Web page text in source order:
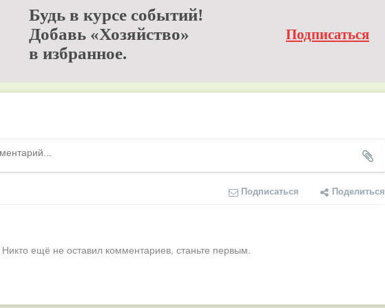
Будь в курсе событий!
Добавь «Хозяйство»
в избранное.
Подписаться
Подписаться Поделиться
Никто ещё не оставил комментариев, станьте первым.